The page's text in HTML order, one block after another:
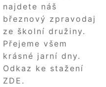
najdete náš
březnový zpravodaj
ze školní družiny.
Přejeme všem
krásné jarní dny.
Odkaz ke stažení
ZDE.